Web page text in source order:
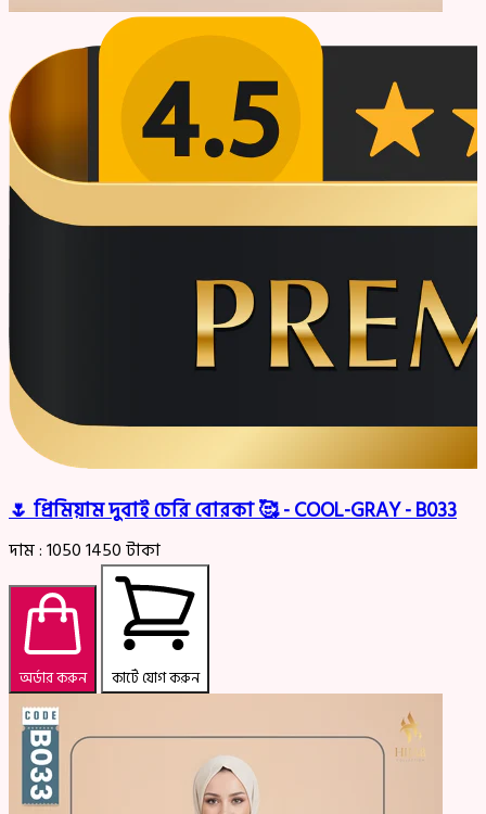
🌷 প্রিমিয়াম দুবাই চেরি বোরকা 🥰 - COOL-GRAY - B033
দাম :10501450টাকা
অর্ডার করুন কার্টে যোগ করুন